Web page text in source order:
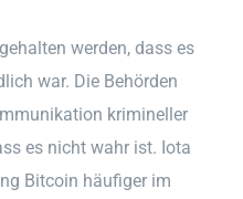
werden, dass es
war. Die Behörden
krimineller
es nicht wahr ist. Iota
Bitcoin häufiger im